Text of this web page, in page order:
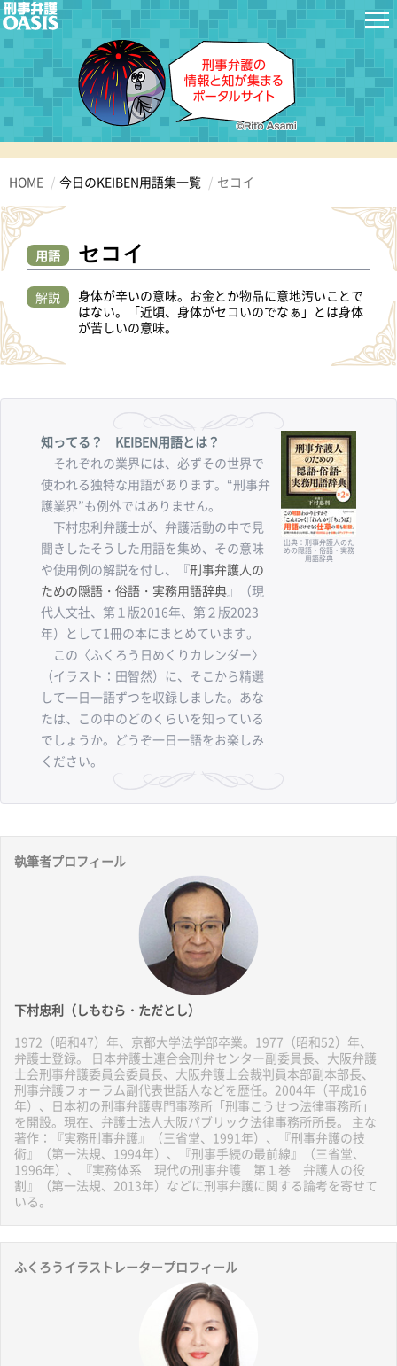
HOME 今日のKEIBEN用語集一覧 セコイ
用語 セコイ
解説
身体が辛いの意味。お金とか物品に意地汚いことで
はない。「近頃、身体がセコいのでなぁ」とは身体
が苦しいの意味。
知ってる？ KEIBEN用語とは？
それぞれの業界には、必ずその世界で
使われる独特な用語があります。“刑事弁
護業界”も例外ではありません。
下村忠利弁護士が、弁護活動の中で見
聞きしたそうした用語を集め、その意味
や使用例の解説を付し、『刑事弁護人の
ための隠語・俗語・実務用語辞典』（現
代人文社、第１版2016年、第２版2023
年）として1冊の本にまとめています。
この〈ふくろう日めくりカレンダー〉
（イラスト：田智然）に、そこから精選
して一日一語ずつを収録しました。あな
たは、この中のどのくらいを知っている
でしょうか。どうぞ一日一語をお楽しみ
ください。
出典：刑事弁護人のた
めの隠語・俗語・実務
用語辞典
執筆者プロフィール
下村忠利（しもむら・ただとし）
1972（昭和47）年、京都大学法学部卒業。1977（昭和52）年、
弁護士登録。 日本弁護士連合会刑弁センター副委員長、大阪弁護
士会刑事弁護委員会委員長、大阪弁護士会裁判員本部副本部長、
刑事弁護フォーラム副代表世話人などを歴任。2004年（平成16
年）、日本初の刑事弁護専門事務所「刑事こうせつ法律事務所」
を開設。現在、弁護士法人大阪パブリック法律事務所所長。 主な
著作：『実務刑事弁護』（三省堂、1991年）、『刑事弁護の技
術』（第一法規、1994年）、『刑事手続の最前線』（三省堂、
1996年）、『実務体系 現代の刑事弁護 第１巻 弁護人の役
割』（第一法規、2013年）などに刑事弁護に関する論考を寄せて
いる。
ふくろうイラストレータープロフィール